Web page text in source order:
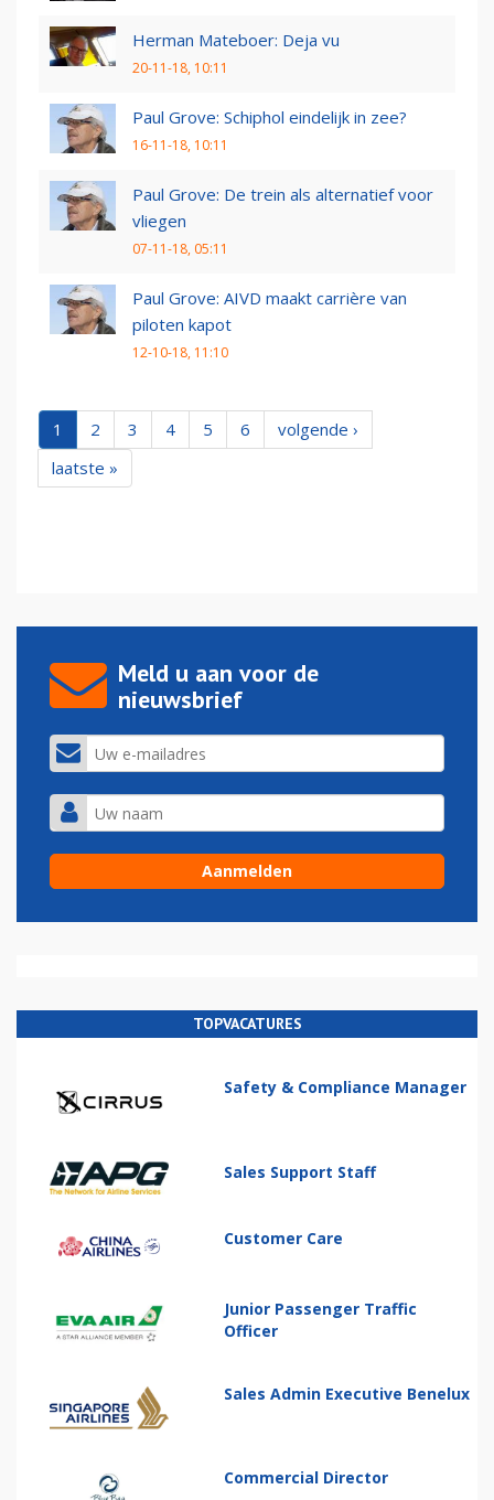
Herman Mateboer: Deja vu
20-11-18, 10:11
Paul Grove: Schiphol eindelijk in zee?
16-11-18, 10:11
Paul Grove: De trein als alternatief voor
vliegen
07-11-18, 05:11
Paul Grove: AIVD maakt carrière van
piloten kapot
12-10-18, 11:10
1 2 3 4 5 6
volgende ›
laatste »
Meld u aan voor de
nieuwsbrief
TOPVACATURES
Safety & Compliance Manager
Sales Support Staff
Customer Care
Junior Passenger Traffic
Officer
Sales Admin Executive Benelux
Commercial Director